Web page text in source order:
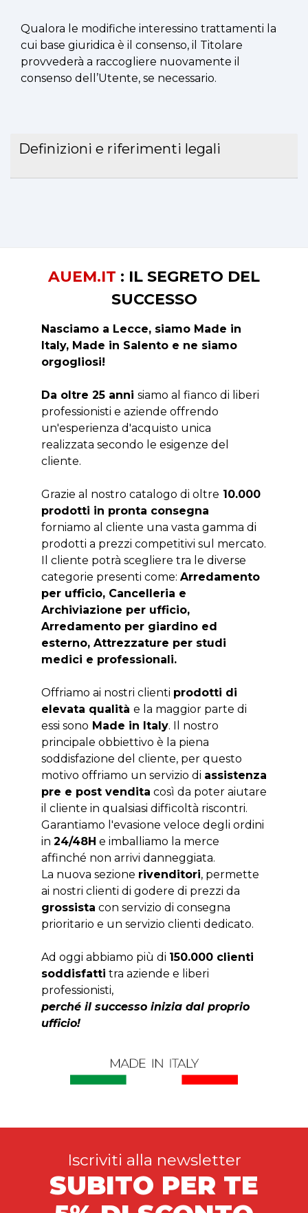
Qualora le modifiche interessino trattamenti la
cui base giuridica è il consenso, il Titolare
provvederà a raccogliere nuovamente il
consenso dell’Utente, se necessario.
Definizioni e riferimenti legali
AUEM.IT : IL SEGRETO DEL
SUCCESSO
Nasciamo a Lecce, siamo Made in
Italy, Made in Salento e ne siamo
orgogliosi!
Da oltre 25 anni siamo al fianco di liberi
professionisti e aziende offrendo
un'esperienza d'acquisto unica
realizzata secondo le esigenze del
cliente.
Grazie al nostro catalogo di oltre 10.000
prodotti in pronta consegna
forniamo al cliente una vasta gamma di
prodotti a prezzi competitivi sul mercato.
Il cliente potrà scegliere tra le diverse
categorie presenti come: Arredamento
per ufficio, Cancelleria e
Archiviazione per ufficio,
Arredamento per giardino ed
esterno, Attrezzature per studi
medici e professionali.
Offriamo ai nostri clienti prodotti di
elevata qualità e la maggior parte di
essi sono Made in Italy. Il nostro
principale obbiettivo è la piena
soddisfazione del cliente, per questo
motivo offriamo un servizio di assistenza
pre e post vendita così da poter aiutare
il cliente in qualsiasi difficoltà riscontri.
Garantiamo l'evasione veloce degli ordini
in 24/48H e imballiamo la merce
affinché non arrivi danneggiata.
La nuova sezione rivenditori, permette
ai nostri clienti di godere di prezzi da
grossista con servizio di consegna
prioritario e un servizio clienti dedicato.
Ad oggi abbiamo più di 150.000 clienti
soddisfatti tra aziende e liberi
professionisti,
perché il successo inizia dal proprio
ufficio!
Iscriviti alla newsletter
SUBITO PER TE